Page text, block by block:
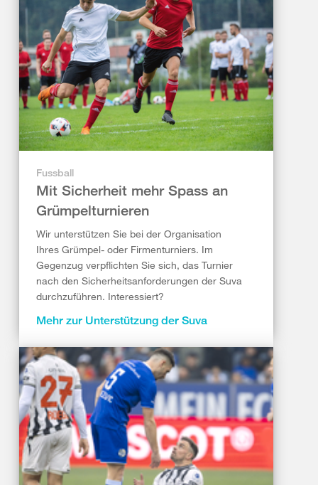
Fussball
Mit Sicherheit mehr Spass an
Grümpelturnieren
Wir unterstützen Sie bei der Organisation
Ihres Grümpel- oder Firmenturniers. Im
Gegenzug verpflichten Sie sich, das Turnier
nach den Sicherheitsanforderungen der Suva
durchzuführen. Interessiert?
Mehr zur Unterstützung der Suva